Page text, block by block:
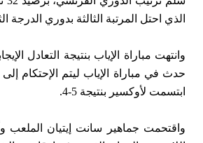
الذي احتل المرتبة الثالثة بدوري الدرجة
وانتهت مباراة الإياب بنتيجة التعادل
حدث في مباراة الإياب ليتم الإحتكام
ابتسمت لأوكسير بنتيجة 5-4.
واقتحمت جماهير سانت إيتيان الملعب